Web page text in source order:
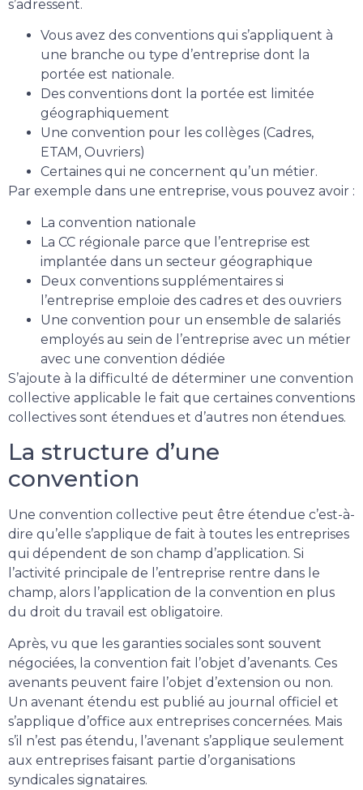
s’adressent.
Vous avez des conventions qui s’appliquent à
une branche ou type d’entreprise dont la
portée est nationale.
Des conventions dont la portée est limitée
géographiquement
Une convention pour les collèges (Cadres,
ETAM, Ouvriers)
Certaines qui ne concernent qu’un métier.
Par exemple dans une entreprise, vous pouvez avoir :
La convention nationale
La CC régionale parce que l’entreprise est
implantée dans un secteur géographique
Deux conventions supplémentaires si
l’entreprise emploie des cadres et des ouvriers
Une convention pour un ensemble de salariés
employés au sein de l’entreprise avec un métier
avec une convention dédiée
S’ajoute à la difficulté de déterminer une convention
collective applicable le fait que certaines conventions
collectives sont étendues et d’autres non étendues.
La structure d’une
convention
Une convention collective peut être étendue c’est-à-
dire qu’elle s’applique de fait à toutes les entreprises
qui dépendent de son champ d’application. Si
l’activité principale de l’entreprise rentre dans le
champ, alors l’application de la convention en plus
du droit du travail est obligatoire.
Après, vu que les garanties sociales sont souvent
négociées, la convention fait l’objet d’avenants. Ces
avenants peuvent faire l’objet d’extension ou non.
Un avenant étendu est publié au journal officiel et
s’applique d’office aux entreprises concernées. Mais
s’il n’est pas étendu, l’avenant s’applique seulement
aux entreprises faisant partie d’organisations
syndicales signataires.